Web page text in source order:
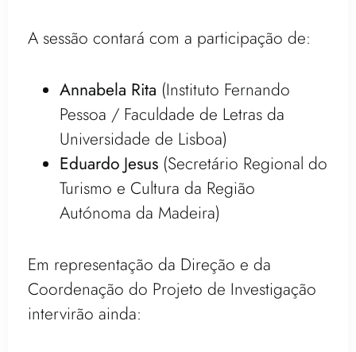
A sessão contará com a participação de:
Annabela Rita (Instituto Fernando
Pessoa / Faculdade de Letras da
Universidade de Lisboa)
Eduardo Jesus (Secretário Regional do
Turismo e Cultura da Região
Autónoma da Madeira)
Em representação da Direção e da
Coordenação do Projeto de Investigação
intervirão ainda: